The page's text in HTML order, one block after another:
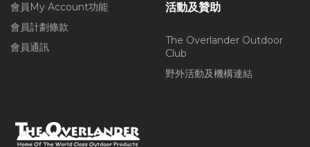
會員My Account功能
會員計劃條款
會員通訊
活動及贊助
The Overlander Outdoor
Club
野外活動及機構連結